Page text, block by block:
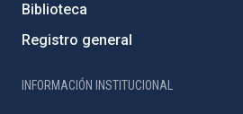
Biblioteca
Registro general
INFORMACIÓN INSTITUCIONAL